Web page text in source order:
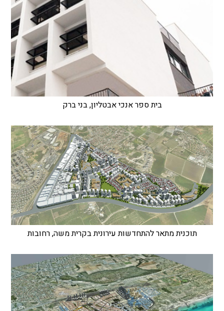
בית ספר אנכי אבטליון, בני ברק
תוכנית מתאר להתחדשות עירונית בקרית משה, רחובות